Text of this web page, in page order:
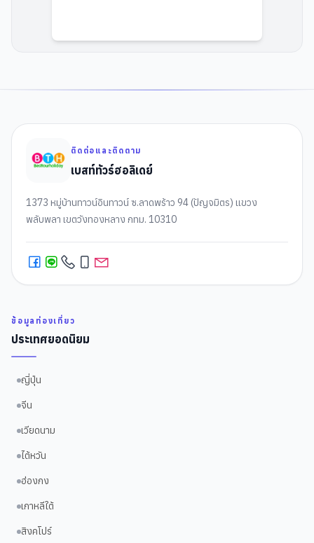
ติดต่อและติดตาม
เบสท์ทัวร์ฮอลิเดย์
1373 หมู่บ้านทาวน์อินทาวน์ ซ.ลาดพร้าว 94 (ปัญจมิตร) แขวง
พลับพลา เขตวังทองหลาง กทม. 10310
ข้อมูลท่องเที่ยว
ประเทศยอดนิยม
ญี่ปุ่น
จีน
เวียดนาม
ไต้หวัน
ฮ่องกง
เกาหลีใต้
สิงคโปร์